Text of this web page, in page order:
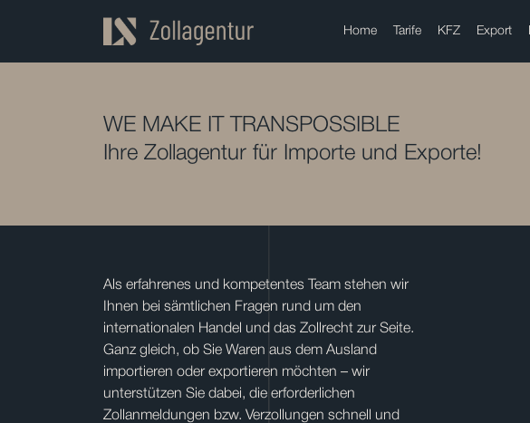
Home Tarife KFZ Export
WE MAKE IT TRANSPOSSIBLE
Ihre Zollagentur für Importe und Exporte!
Als erfahrenes und kompetentes Team stehen wir
Ihnen bei sämtlichen Fragen rund um den
internationalen Handel und das Zollrecht zur Seite.
Ganz gleich, ob Sie Waren aus dem Ausland
importieren oder exportieren möchten – wir
unterstützen Sie dabei, die erforderlichen
Zollanmeldungen bzw. Verzollungen schnell und